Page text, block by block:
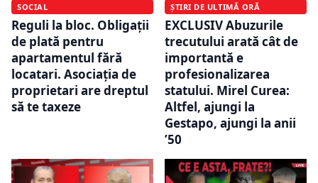
SOCIAL
Reguli la bloc. Obligații
de plată pentru
apartamentul fără
locatari. Asociația de
proprietari are dreptul
să te taxeze
ȘTIRI DE ULTIMĂ ORĂ
EXCLUSIV Abuzurile
trecutului arată cât de
importantă e
profesionalizarea
statului. Mirel Curea:
Altfel, ajungi la
Gestapo, ajungi la anii
’50